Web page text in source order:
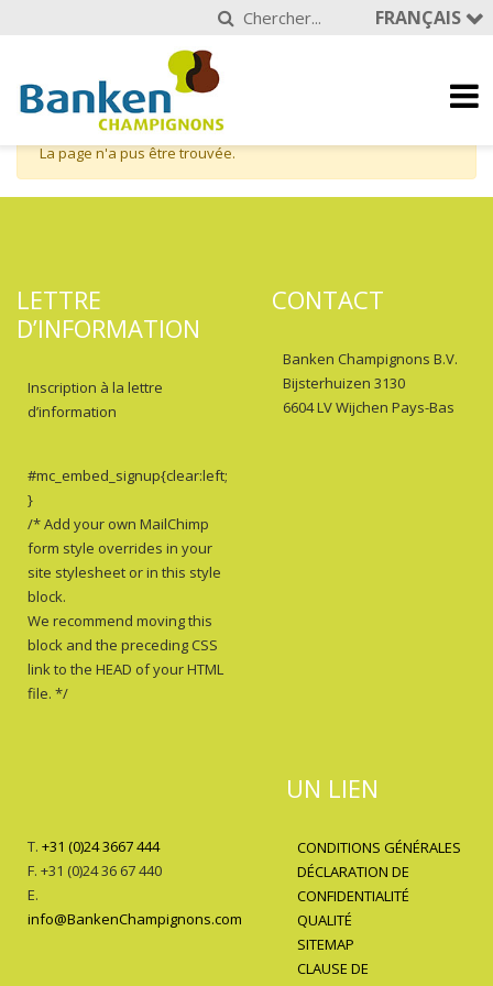
FRANÇAIS
La page n'a pus être trouvée.
LETTRE
D’INFORMATION
Inscription à la lettre
d’information
#mc_embed_signup{clear:left;
}
/* Add your own MailChimp
form style overrides in your
site stylesheet or in this style
block.
We recommend moving this
block and the preceding CSS
link to the HEAD of your HTML
file. */
CONTACT
Banken Champignons B.V.
Bijsterhuizen 3130
6604 LV Wijchen Pays-Bas
T. +31 (0)24 3667 444
F. +31 (0)24 36 67 440
E.
info@BankenChampignons.com
UN LIEN
CONDITIONS GÉNÉRALES
DÉCLARATION DE
CONFIDENTIALITÉ
QUALITÉ
SITEMAP
CLAUSE DE